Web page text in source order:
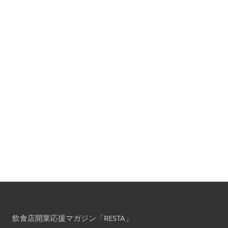
飲食店開業応援マガジン「RESTA」